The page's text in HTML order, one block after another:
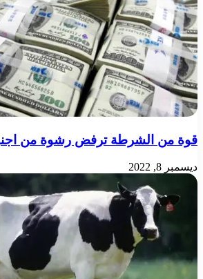
قوة من الشرطة ترفض رشوة من
ديسمبر 8, 2022